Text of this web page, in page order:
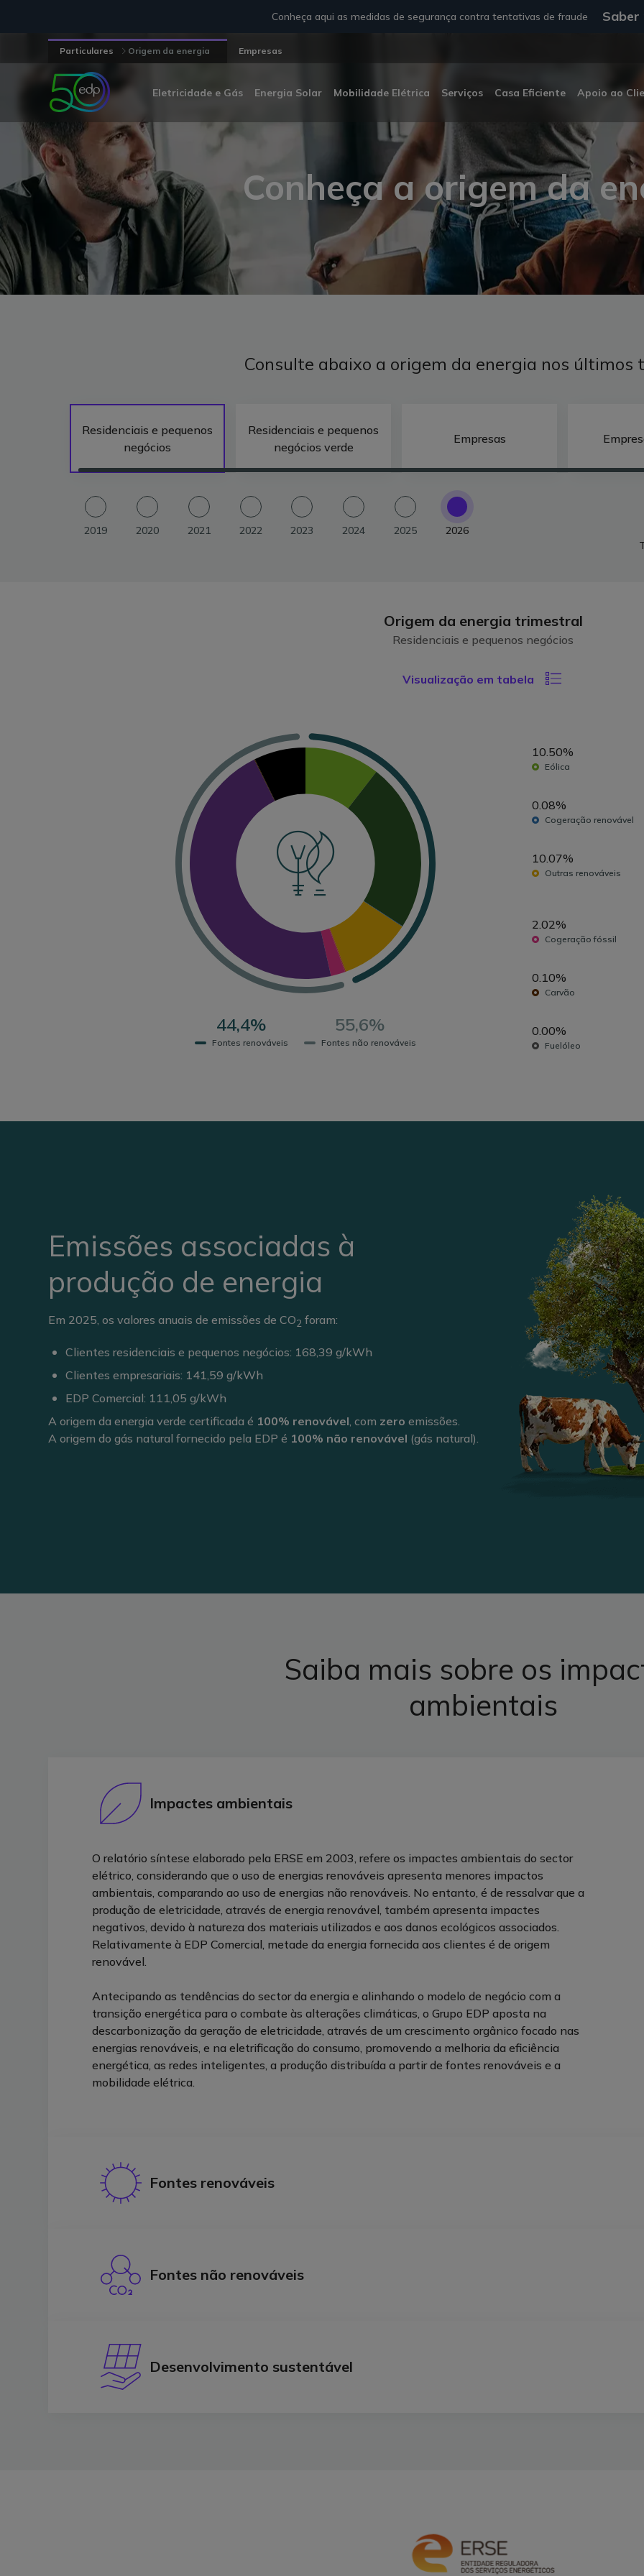
Conheça aqui as medidas de segurança contra tentativas de fraude Saber
Particulares Origem da energia Empresas
Eletricidade e Gás Energia Solar Mobilidade Elétrica Serviços Casa Eficiente Apoio ao
Conheça a origem da
Consulte abaixo a origem da energia nos últimos
Residenciais e pequenos
negócios
Residenciais e pequenos
negócios verde
Empresas
2019 2020 2021 2022 2023 2024 2025
2026
Origem da energia trimestral
Residenciais e pequenos negócios
Visualização em tabela
44,4%
Fontes renováveis
55,6%
Fontes não renováveis
10.50%
Eólica
0.08%
Cogeração renovável
10.07%
Outras renováveis
2.02%
Cogeração fóssil
0.10%
Carvão
0.00%
Fuelóleo
Emissões associadas à
produção de energia
Em 2025, os valores anuais de emissões de CO2 foram:
Clientes residenciais e pequenos negócios: 168,39 g/kWh
Clientes empresariais: 141,59 g/kWh
EDP Comercial: 111,05 g/kWh
A origem da energia verde certificada é 100% renovável, com zeroemissões.
A origem do gás natural fornecido pela EDP é 100% não renovável (gás natural).
Saiba mais sobre os
ambientais
Impactes ambientais
O relatório síntese elaborado pela ERSE em 2003, refere os impactes ambientais do sector
elétrico, considerando que o uso de energias renováveis apresenta menores impactos
ambientais, comparando ao uso de energias não renováveis. No entanto, é de ressalvar que a
produção de eletricidade, através de energia renovável, também apresenta impactes
negativos, devido à natureza dos materiais utilizados e aos danos ecológicos associados.
Relativamente à EDP Comercial, metade da energia fornecida aos clientes é de origem
renovável.
Antecipando as tendências do sector da energia e alinhando o modelo de negócio com a
transição energética para o combate às alterações climáticas, o Grupo EDP aposta na
descarbonização da geração de eletricidade, através de um crescimento orgânico focado nas
energias renováveis, e na eletrificação do consumo, promovendo a melhoria da eficiência
energética, as redes inteligentes, a produção distribuída a partir de fontes renováveis e a
mobilidade elétrica.
Fontes renováveis
Fontes não renováveis
Desenvolvimento sustentável